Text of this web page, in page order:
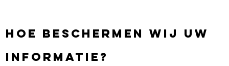
Hoe beschermen wij uw
informatie?